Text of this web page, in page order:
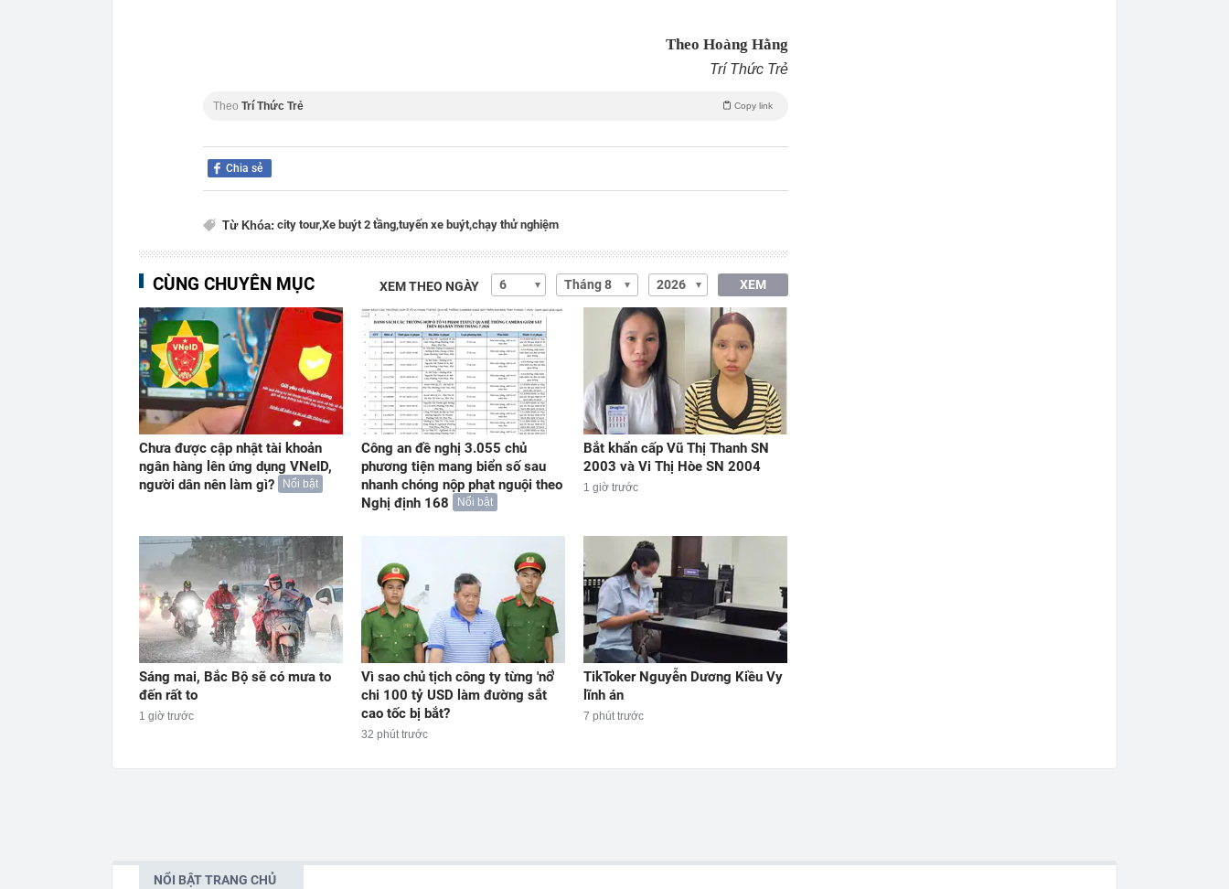
Theo Hoàng Hằng
Trí Thức Trẻ
Theo Trí Thức Trẻ Copy link
Chia sẻ
Từ Khóa: city tour,Xe buýt 2 tầng,tuyến xe buýt,chạy thử nghiệm
CÙNG CHUYÊN MỤC XEM THEO NGÀY XEM
Chưa được cập nhật tài khoản
ngân hàng lên ứng dụng VNeID,
người dân nên làm gì?
Nổi bật
Công an đề nghị 3.055 chủ
phương tiện mang biển số sau
nhanh chóng nộp phạt nguội theo
Nghị định 168
Nổi bật
Bắt khẩn cấp Vũ Thị Thanh SN
2003 và Vi Thị Hòe SN 2004
1 giờ trước
Sáng mai, Bắc Bộ sẽ có mưa to
đến rất to
1 giờ trước
Vì sao chủ tịch công ty từng 'nổ'
chi 100 tỷ USD làm đường sắt
cao tốc bị bắt?
32 phút trước
TikToker Nguyễn Dương Kiều Vy
lĩnh án
7 phút trước
NỔI BẬT TRANG CHỦ